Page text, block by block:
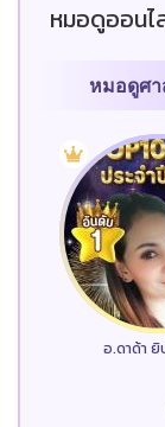
หมอดูออนไ
หมอดูศา
อ.ดาด้า ยิ